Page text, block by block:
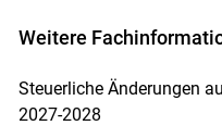
Weitere
Steuerliche Änderungen
2027-2028